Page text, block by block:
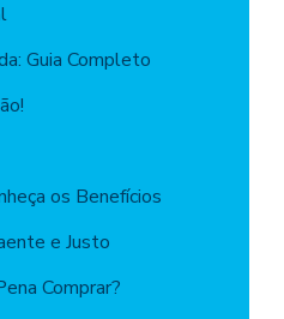
Guia Completo
os Benefícios
e Justo
Comprar?